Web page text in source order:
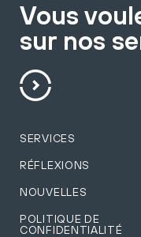
Vous
sur nos
SERVICES
RÉFLEXIONS
NOUVELLES
POLITIQUE DE
CONFIDENTIALITÉ